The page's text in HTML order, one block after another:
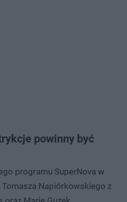
powinny być
programu SuperNova w
Tomasza Napiórkowskiego z